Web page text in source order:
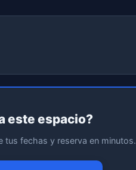
este espacio?
tus fechas y reserva en minutos.